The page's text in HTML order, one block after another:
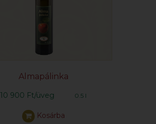
Almapálinka
10 900 Ft/üveg 0.5 l
Kosárba